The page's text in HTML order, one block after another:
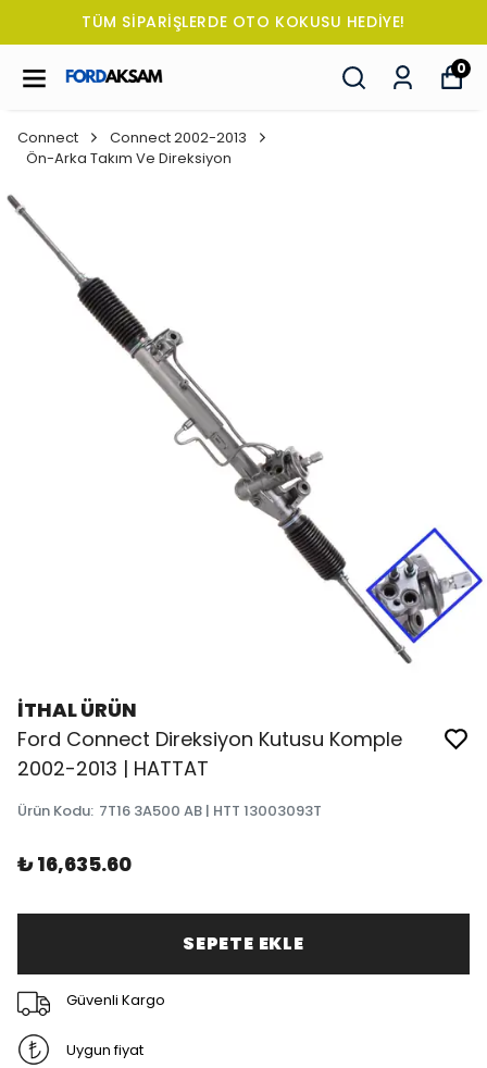
TÜM SİPARİŞLERDE OTO KOKUSU HEDİYE!
0
Connect
Connect 2002-2013
Ön-Arka Takım Ve Direksiyon
İTHAL ÜRÜN
Ford Connect Direksiyon Kutusu Komple
2002-2013 | HATTAT
Ürün Kodu: 7T16 3A500 AB | HTT 13003093T
₺ 16,635.60
SEPETE EKLE
Güvenli Kargo
Uygun fiyat